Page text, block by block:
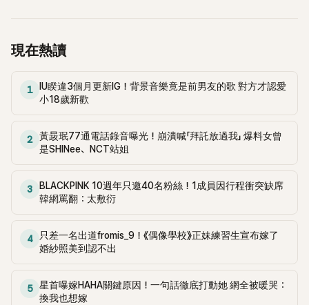
現在熱讀
1
IU睽違3個月更新IG！背景音樂竟是前男友的歌 對方才認愛
小18歲新歡
2
黃晸珉77通電話錄音曝光！崩潰喊「拜託放過我」 爆料女曾
是SHINee、NCT站姐
3
BLACKPINK 10週年只邀40名粉絲！1成員因行程衝突缺席
韓網罵翻：太敷衍
4
只差一名出道fromis_9！《偶像學校》正妹練習生宣布嫁了
婚紗照美到認不出
5
星首曝嫁HAHA關鍵原因！一句話徹底打動她 網全被暖哭：
換我也想嫁